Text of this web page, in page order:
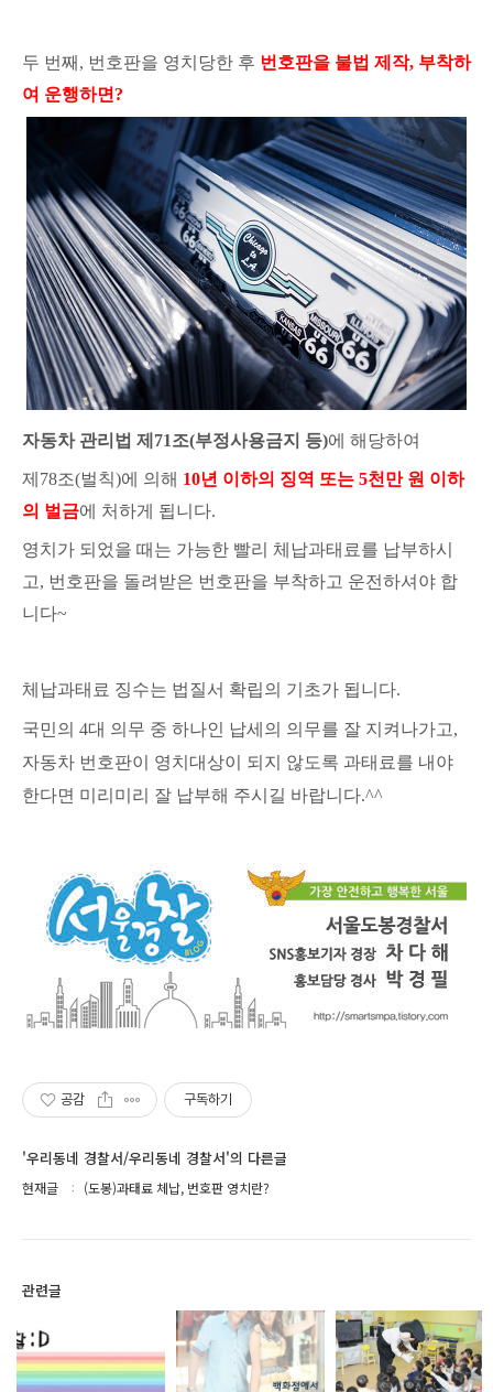
두 번째, 번호판을 영치당한 후 번호판을 불법 제작, 부착하
여 운행하면?
자동차 관리법 제71조(부정사용금지 등)에 해당하여
제78조(벌칙)에 의해 10년 이하의 징역 또는 5천만 원 이하
의 벌금에 처하게 됩니다.
영치가 되었을 때는 가능한 빨리 체납과태료를 납부하시
고, 번호판을 돌려받은 번호판을 부착하고 운전하셔야 합
니다~
체납과태료 징수는 법질서 확립의 기초가 됩니다.
국민의 4대 의무 중 하나인 납세의 의무를 잘 지켜나가고,
자동차 번호판이 영치대상이 되지 않도록 과태료를 내야
한다면 미리미리 잘 납부해 주시길 바랍니다.^^
공감 구독하기
'우리동네 경찰서/우리동네 경찰서'의 다른글
현재글 (도봉)과태료 체납, 번호판 영치란?
관련글